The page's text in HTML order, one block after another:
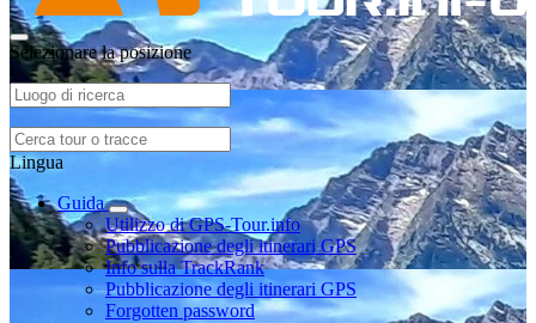
Selezionare la posizione
Lingua
Guida
Utilizzo di GPS-Tour.info
Pubblicazione degli itinerari GPS
Info sulla TrackRank
Pubblicazione degli itinerari GPS
Forgotten password